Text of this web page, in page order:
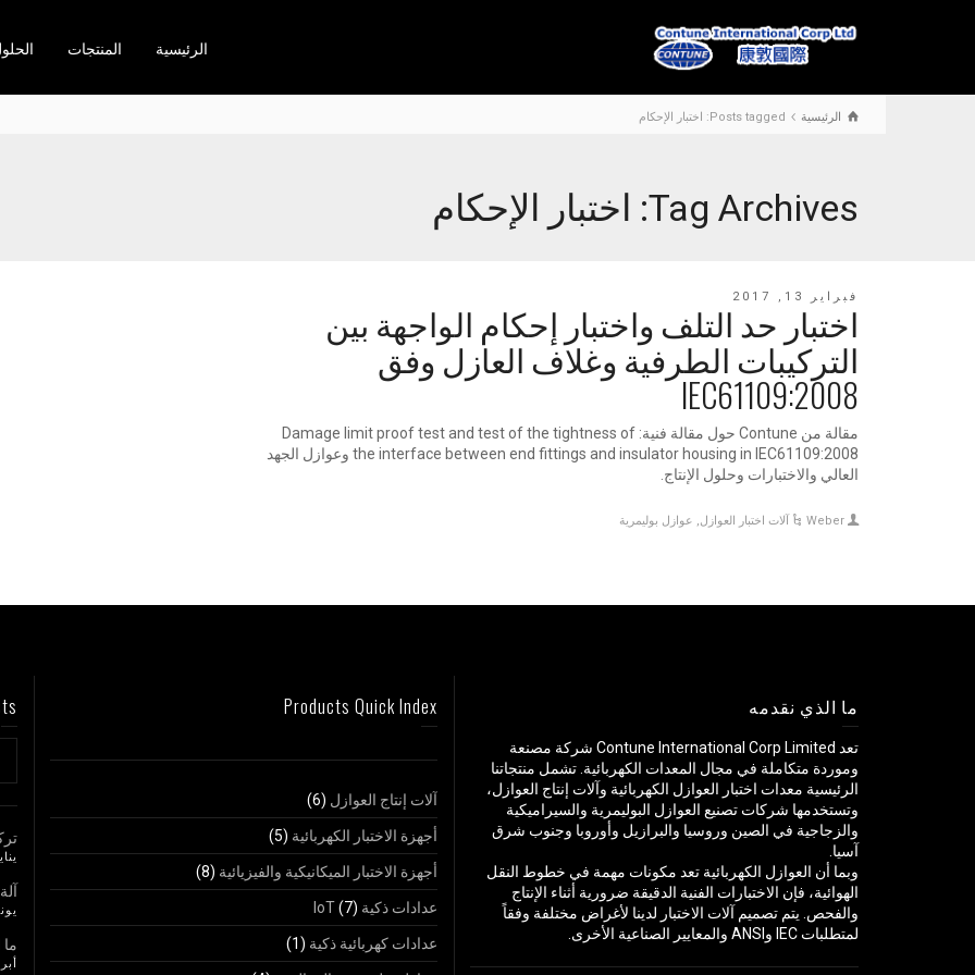
الرئيسية المنتجات
الرئيسية Posts tagged: اختبار الإحكام
Tag Archives: اختبار الإحكام
فبراير 13, 2017
اختبار حد التلف واختبار إحكام الواجهة بين
التركيبات الطرفية وغلاف العازل وفق
IEC61109:2008
مقالة من Contune حول مقالة فنية: Damage limit proof test and test of the tightness of
the interface between end fittings and insulator housing in IEC61109:2008 وعوازل الجهد
العالي والاختبارات وحلول الإنتاج.
Weber آلات اختبار العوازل, عوازل بوليمرية
ما الذي نقدمه
تعد Contune International Corp Limited شركة مصنعة
وموردة متكاملة في مجال المعدات الكهربائية. تشمل منتجاتنا
الرئيسية معدات اختبار العوازل الكهربائية وآلات إنتاج العوازل،
وتستخدمها شركات تصنيع العوازل البوليمرية والسيراميكية
والزجاجية في الصين وروسيا والبرازيل وأوروبا وجنوب شرق
آسيا.
وبما أن العوازل الكهربائية تعد مكونات مهمة في خطوط النقل
الهوائية، فإن الاختبارات الفنية الدقيقة ضرورية أثناء الإنتاج
والفحص. يتم تصميم آلات الاختبار لدينا لأغراض مختلفة وفقاً
لمتطلبات IEC وANSI والمعايير الصناعية الأخرى.
Products Quick Index
آلات إنتاج العوازل (6)
أجهزة الاختبار الكهربائية (5)
أجهزة الاختبار الميكانيكية والفيزيائية (8)
عدادات ذكية IoT (7)
عدادات كهربائية ذكية (1)
يناير 25,
يونيو
ما